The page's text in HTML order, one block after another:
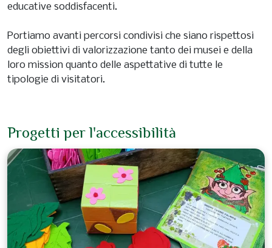
educative soddisfacenti.
Portiamo avanti percorsi condivisi che siano rispettosi
degli obiettivi di valorizzazione tanto dei musei e della
loro mission quanto delle aspettative di tutte le
tipologie di visitatori.
Progetti per l'accessibilità